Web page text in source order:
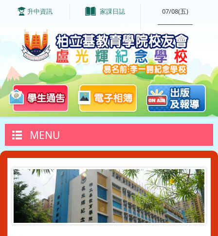
升中資訊 家課日誌
07/08(五)
MENU